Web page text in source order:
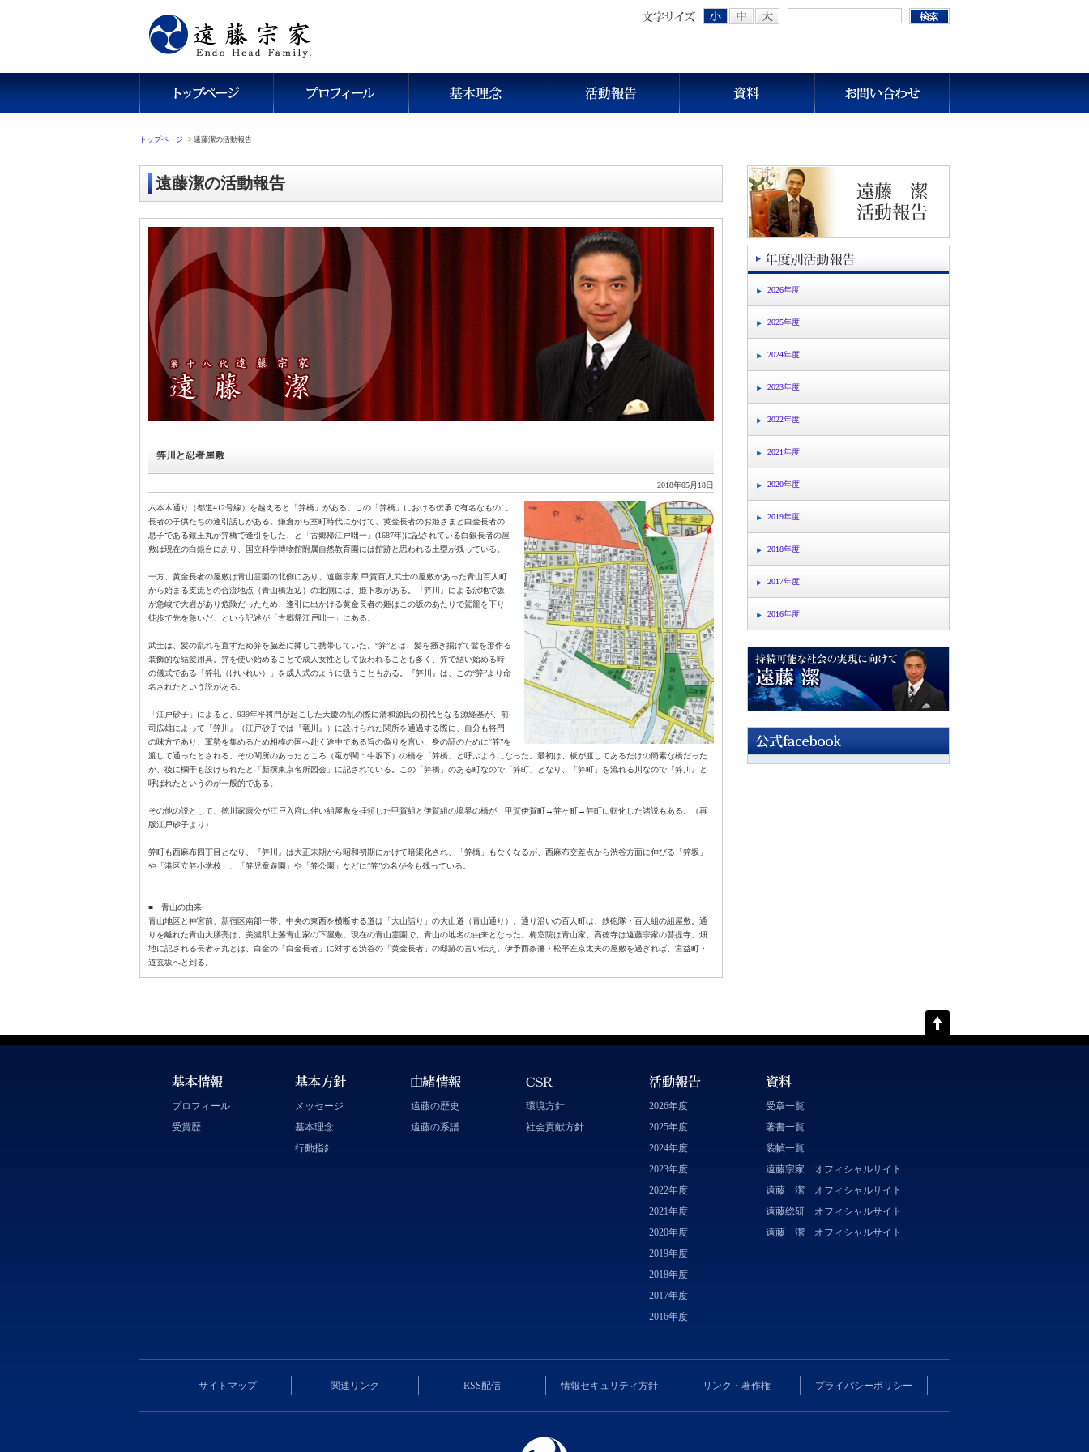
トップページ > 遠藤潔の活動報告
2026年度
2025年度
2024年度
2023年度
2022年度
2021年度
2020年度
2019年度
2018年度
2017年度
2016年度
遠藤潔の活動報告
笄川と忍者屋敷
2018年05月18日
六本木通り（都道412号線）を越えると「笄橋」がある。この「笄橋」における伝承で有名なものに
長者の子供たちの逢引話しがある。鎌倉から室町時代にかけて、黄金長者のお姫さまと白金長者の
息子である銀王丸が笄橋で逢引をした、と「古郷帰江戸咄一」(1687年)に記されている白銀長者の屋
敷は現在の白銀台にあり、国立科学博物館附属自然教育園には館跡と思われる土塁が残っている。
一方、黄金長者の屋敷は青山霊園の北側にあり、遠藤宗家 甲賀百人武士の屋敷があった青山百人町
から始まる支流との合流地点（青山橋近辺）の北側には、姫下坂がある。『笄川』による沢地で坂
が急峻で大岩があり危険だったため、逢引に出かける黄金長者の姫はこの坂のあたりで駕籠を下り
徒歩で先を急いだ、という記述が「古郷帰江戸咄一」にある。
武士は、髪の乱れを直すため笄を脇差に挿して携帯していた。“笄”とは、髪を掻き揚げて髷を形作る
装飾的な結髪用具。笄を使い始めることで成人女性として扱われることも多く、笄で結い始める時
の儀式である「笄礼（けいれい）」を成人式のように扱うこともある。『笄川』は、この“笄”より命
名されたという説がある。
「江戸砂子」によると、939年平将門が起こした天慶の乱の際に清和源氏の初代となる源経基が、前
司広雄によって『笄川』（江戸砂子では『竜川』）に設けられた関所を通過する際に、自分も将門
の味方であり、軍勢を集めるため相模の国へ赴く途中である旨の偽りを言い、身の証のために“笄”を
渡して通ったとされる。その関所のあったところ（竜が関：牛坂下）の橋を「笄橋」と呼ぶようになった。最初は、板が渡してあるだけの簡素な橋だった
が、後に欄干も設けられたと「新撰東京名所図会」に記されている。この「笄橋」のある町なので「笄町」となり、「笄町」を流れる川なので『笄川』と
呼ばれたというのが一般的である。
その他の説として、徳川家康公が江戸入府に伴い組屋敷を拝領した甲賀組と伊賀組の境界の橋が、甲賀伊賀町→笄ヶ町→笄町に転化した諸説もある。（再
版江戸砂子より）
笄町も西麻布四丁目となり、『笄川』は大正末期から昭和初期にかけて暗渠化され、「笄橋」もなくなるが、西麻布交差点から渋谷方面に伸びる「笄坂」
や「港区立笄小学校」、「笄児童遊園」や「笄公園」などに“笄”の名が今も残っている。
■ 青山の由来
青山地区と神宮前、新宿区南部一帯。中央の東西を横断する道は「大山詣り」の大山道（青山通り）。通り沿いの百人町は、鉄砲隊・百人組の組屋敷。通
りを離れた青山大膳亮は、美濃郡上藩青山家の下屋敷。現在の青山霊園で、青山の地名の由来となった。梅窓院は青山家、高徳寺は遠藤宗家の菩提寺。畑
地に記される長者ヶ丸とは、白金の「白金長者」に対する渋谷の「黄金長者」の邸跡の言い伝え。伊予西条藩・松平左京太夫の屋敷を過ぎれば、宮益町・
道玄坂へと到る。
プロフィール
受賞歴
メッセージ
基本理念
行動指針
遠藤の歴史
遠藤の系譜
環境方針
社会貢献方針
2026年度
2025年度
2024年度
2023年度
2022年度
2021年度
2020年度
2019年度
2018年度
2017年度
2016年度
受章一覧
著書一覧
装幀一覧
遠藤宗家 オフィシャルサイト
遠藤 潔 オフィシャルサイト
遠藤総研 オフィシャルサイト
遠藤 潔 オフィシャルサイト
サイトマップ 関連リンク RSS配信 情報セキュリティ方針 リンク・著作権 プライバシーポリシー